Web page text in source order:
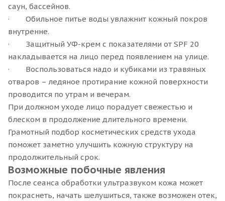
саун, бассейнов.
· Обильное питье воды увлажнит кожный покров
внутренне.
· Защитный УФ-крем с показателями от SPF 20
накладывается на лицо перед появлением на улице.
· Воспользоваться надо и кубиками из травяных
отваров – ледяное протирание кожной поверхности
проводится по утрам и вечерам.
При должном уходе лицо порадует свежестью и
блеском в продолжение длительного времени.
Грамотный подбор косметических средств ухода
поможет заметно улучшить кожную структуру на
продолжительный срок.
Возможные побочные явления
После сеанса обработки ультразвуком кожа может
покраснеть, начать шелушиться, также возможен отек,